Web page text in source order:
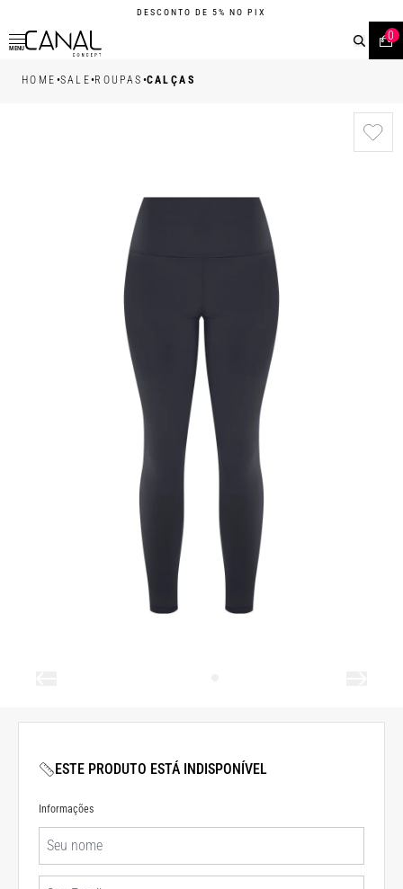
DESCONTO DE 5% NO PIX
MENU
0
HOME •SALE•ROUPAS •CALÇAS
ESTE PRODUTO ESTÁ INDISPONÍVEL
Informações